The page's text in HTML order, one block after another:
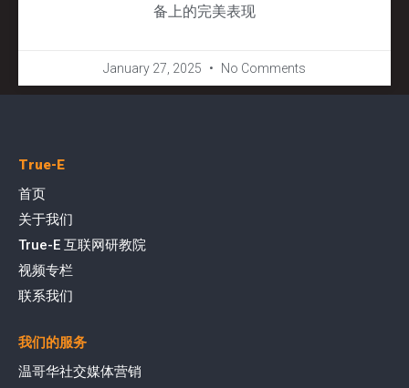
备上的完美表现
January 27, 2025 No Comments
True-E
首页
关于我们
True-E 互联网研教院
视频专栏
联系我们
我们的服务
温哥华社交媒体营销